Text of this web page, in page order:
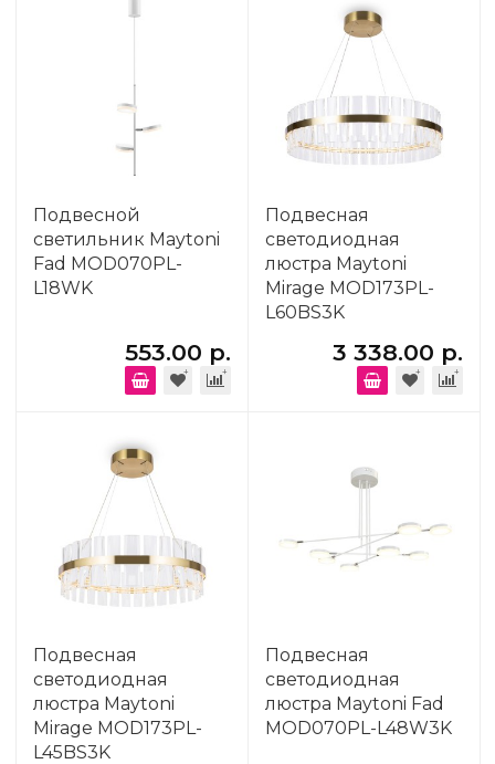
Подвесной
светильник Maytoni
Fad MOD070PL-
L18WK
553.00 р.
Подвесная
светодиодная
люстра Maytoni
Mirage MOD173PL-
L60BS3K
3 338.00 р.
Подвесная
светодиодная
люстра Maytoni
Mirage MOD173PL-
L45BS3K
Подвесная
светодиодная
люстра Maytoni Fad
MOD070PL-L48W3K